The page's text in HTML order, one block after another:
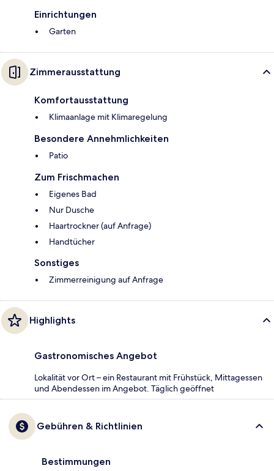
Einrichtungen
Garten
Zimmerausstattung
Komfortausstattung
Klimaanlage mit Klimaregelung
Besondere Annehmlichkeiten
Patio
Zum Frischmachen
Eigenes Bad
Nur Dusche
Haartrockner (auf Anfrage)
Handtücher
Sonstiges
Zimmerreinigung auf Anfrage
Highlights
Gastronomisches Angebot
Lokalität vor Ort – ein Restaurant mit Frühstück, Mittagessen
und Abendessen im Angebot. Täglich geöffnet
Gebühren & Richtlinien
Bestimmungen